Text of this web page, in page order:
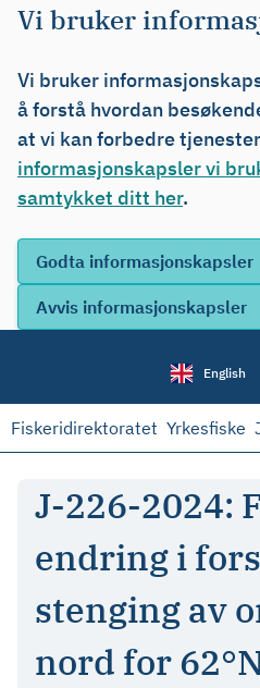
Vi bruker
Vi bruker
å forstå hvordan
at vi kan forbedre
informasjonskapsler vi
samtykket ditt her.
English
Fiskeridirektoratet Yrkesfiske
J-226-2024:
endring i
stenging av
nord for